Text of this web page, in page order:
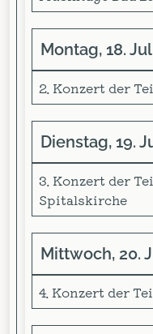
Montag, 18.
2. Konzert der
Dienstag, 19.
3. Konzert der
Spitalskirche
Mittwoch, 20.
4. Konzert der